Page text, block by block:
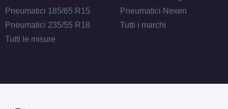
Pneumatici 185/65 R15
Pneumatici 235/55 R18
Tutti le misure
Pneumatici Nexen
Tutti i marchi